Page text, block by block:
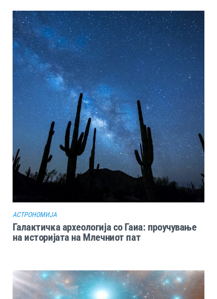
АСТРОНОМИЈА
Галактичка археологија со Гаиа: проучување
на историјата на Млечниот пат